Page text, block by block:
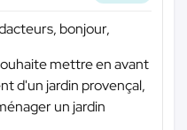
bonjour,
mettre en avant
d'un jardin provençal,
un jardin